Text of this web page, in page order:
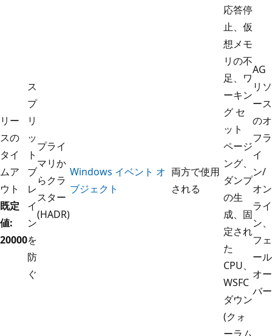
リー
スの
タイ
ムア
ウト
既定
値:
20000
ス
プ
リ
ッ
ト
ブ
レ
イ
ン
を
防
ぐ
プライ
マリか
らクラ
スター
(HADR)
Windows イベント オ
ブジェクト
両方で使用
される
応答停
止、仮
想メモ
リの不
足、ワ
ーキン
グ セ
ット
ページ
ング、
ダンプ
の生
成、固
定され
た
CPU、
WSFC
ダウン
(クォ
AG
リソ
ース
のオ
フラ
イ
ン/
オン
ライ
ン、
フェ
ール
オー
バー